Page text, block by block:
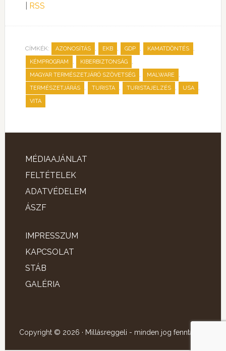
RSS
CÍMKÉK: AZONOSÍTÁS , EKB , GDP , KAMATDÖNTÉS ,
KÉMPROGRAM , KIBERBIZTONSÁG ,
MAGYAR TERMÉSZETJÁRÓ SZÖVETSÉG , MALWARE ,
TERMÉSZETJÁRÁS , TURISTA , TURISTAJELZÉS , USA ,
VITA
MÉDIAAJÁNLAT
FELTÉTELEK
ADATVÉDELEM
ÁSZF
IMPRESSZUM
KAPCSOLAT
STÁB
GALÉRIA
Copyright © 2026 · Millásreggeli - minden jog fenntartva!